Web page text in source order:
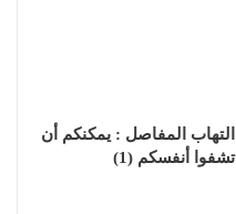
التهاب المفاصل : يمكنكم أن
تشفوا أنفسكم (1)